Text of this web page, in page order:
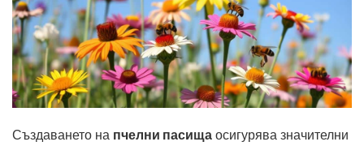
Създаването на пчелни пасищаосигурява значителни